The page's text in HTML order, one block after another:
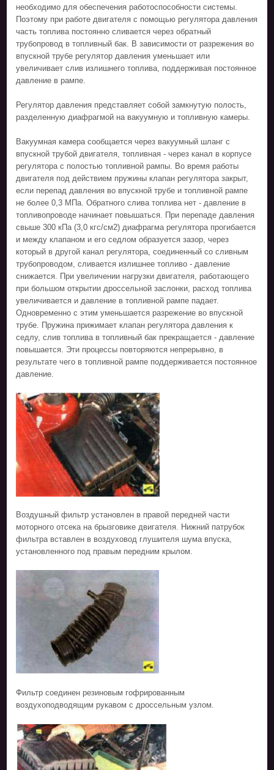
необходимо для обеспечения работоспособности системы.
Поэтому при работе двигателя с помощью регулятора давления
часть топлива постоянно сливается через обратный
трубопровод в топливный бак. В зависимости от разрежения во
впускной трубе регулятор давления уменьшает или
увеличивает слив излишнего топлива, поддерживая постоянное
давление в рампе.
Регулятор давления представляет собой замкнутую полость,
разделенную диафрагмой на вакуумную и топливную камеры.
Вакуумная камера сообщается через вакуумный шланг с
впускной трубой двигателя, топливная - через канал в корпусе
регулятора с полостью топливной рампы. Во время работы
двигателя под действием пружины клапан регулятора закрыт,
если перепад давления во впускной трубе и топливной рампе
не более 0,3 МПа. Обратного слива топлива нет - давление в
топливопроводе начинает повышаться. При перепаде давления
свыше 300 кПа (3,0 кгс/см2) диафрагма регулятора прогибается
и между клапаном и его седлом образуется зазор, через
который в другой канал регулятора, соединенный со сливным
трубопроводом, сливается излишнее топливо - давление
снижается. При увеличении нагрузки двигателя, работающего
при большом открытии дроссельной заслонки, расход топлива
увеличивается и давление в топливной рампе падает.
Одновременно с этим уменьшается разрежение во впускной
трубе. Пружина прижимает клапан регулятора давления к
седлу, слив топлива в топливный бак прекращается - давление
повышается. Эти процессы повторяются непрерывно, в
результате чего в топливной рампе поддерживается постоянное
давление.
Воздушный фильтр установлен в правой передней части
моторного отсека на брызговике двигателя. Нижний патрубок
фильтра вставлен в воздуховод глушителя шума впуска,
установленного под правым передним крылом.
Фильтр соединен резиновым гофрированным
воздухоподводящим рукавом с дроссельным узлом.